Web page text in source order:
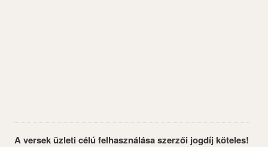
A versek üzleti célú felhasználása szerzői jogdíj köteles!